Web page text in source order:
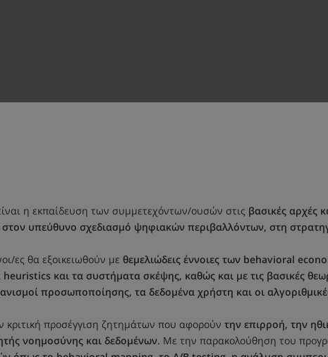
η εκπαίδευση των συμμετεχόντων/ουσών στις βασικές αρχές
υπεύθυνο σχεδιασμό ψηφιακών περιβαλλόντων, στη
ες θα εξοικειωθούν με θεμελιώδεις έννοιες των behavioral
και τα συστήματα σκέψης, καθώς και με τις βασικές
προσωποποίησης, τα δεδομένα χρήστη και οι
κριτική προσέγγιση ζητημάτων που αφορούν την επιρροή, την
νοημοσύνης και δεδομένων. Με την παρακολούθηση του